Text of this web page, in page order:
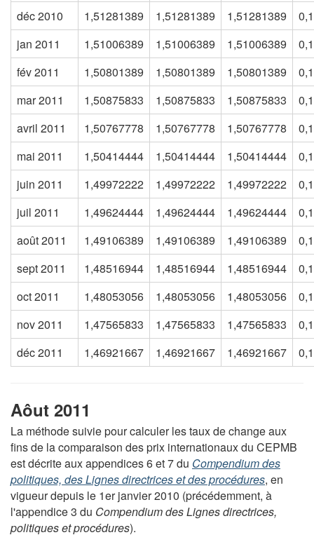
déc 2010
1,51281389 1,51281389 1,51281389
jan 2011
1,51006389 1,51006389 1,51006389
fév 2011
1,50801389 1,50801389 1,50801389
mar 2011
1,50875833 1,50875833 1,50875833
avril 2011
1,50767778 1,50767778 1,50767778
mai 2011
1,50414444 1,50414444 1,50414444
juin 2011
1,49972222 1,49972222 1,49972222
juil 2011
1,49624444 1,49624444 1,49624444
août 2011
1,49106389 1,49106389 1,49106389
sept 2011
1,48516944 1,48516944 1,48516944
oct 2011
1,48053056 1,48053056 1,48053056
nov 2011
1,47565833 1,47565833 1,47565833
déc 2011
1,46921667 1,46921667 1,46921667
Aôut 2011
La méthode suivie pour calculer les taux de change aux
fins de la comparaison des prix internationaux du CEPMB
est décrite aux appendices 6 et 7 du Compendium des
politiques, des Lignes directrices et des procédures, en
vigueur depuis le 1er janvier 2010 (précédemment, à
l'appendice 3 du Compendium des Lignes directrices,
politiques et procédures).